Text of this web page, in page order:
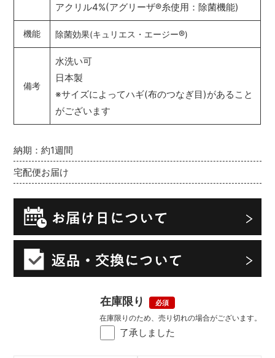
納期：約1週間
宅配便お届け
在庫限り
了承しました
在庫限りのため、売り切れの場合がございます。
アクリル4%(アグリーザ®糸使用：除菌機能)
機能 除菌効果(キュリエス・エージー®)
備考
水洗い可
日本製
※サイズによってハギ(布のつなぎ目)があること
がございます